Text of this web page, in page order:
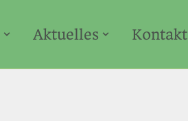
Aktuelles Kontakt